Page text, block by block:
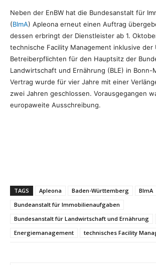
Neben der EnBW hat die Bundesanstalt für
(BImA) Apleona erneut einen Auftrag
dessen erbringt der Dienstleister ab 1.
technische Facility Management inklusive der
Betreiberpflichten für den Hauptsitz der
Landwirtschaft und Ernährung (BLE) in Bonn-
Vertrag wurde für vier Jahre mit einer
zwei Jahren geschlossen. Vorausgegangen
europaweite Ausschreibung.
TAGS Apleona Baden-Württemberg BImA
Bundeanstalt für Immobilienaufgaben
Bundesanstalt für Landwirtschaft und Ernährung
Energiemanagement
technisches Facility